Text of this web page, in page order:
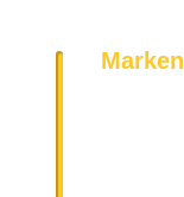
Marken